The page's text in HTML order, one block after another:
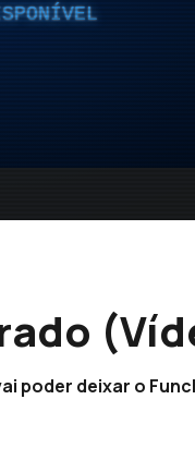
poder deixar o